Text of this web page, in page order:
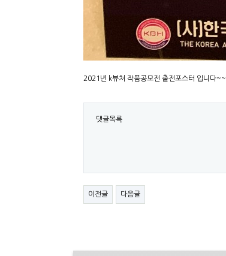
2021년 k뷰쳐 작품공모전 출전포스터 입니다~~
댓글목록
이전글 다음글